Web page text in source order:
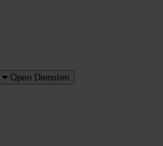
Open Diensten